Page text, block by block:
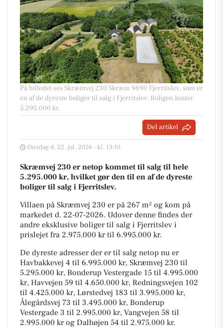
På billedet ses Skræmvej 230 Skræm 9690 Fjerritslev, som er
en af de dyreste boliger til salg i Fjerritslev. Boligen koster
5.295.000 kr.
Del artikel
Onsdag d. 22. jul. 2026 - kl. 13:01
Skræmvej 230 er netop kommet til salg til hele
5.295.000 kr, hvilket gør den til en af de dyreste
boliger til salg i Fjerritslev.
Villaen på Skræmvej 230 er på 267 m² og kom på
markedet d. 22-07-2026. Udover denne findes der
andre eksklusive boliger til salg i Fjerritslev i
prislejet fra 2.975.000 kr til 6.995.000 kr.
De dyreste adresser der er til salg netop nu er
Havbakkevej 4 til 6.995.000 kr, Skræmvej 230 til
5.295.000 kr, Bonderup Vestergade 15 til 4.995.000
kr, Havvejen 59 til 4.650.000 kr, Redningsvejen 102
til 4.425.000 kr, Lørstedvej 183 til 3.995.000 kr,
Ålegårdsvej 73 til 3.495.000 kr, Bonderup
Vestergade 3 til 2.995.000 kr, Vangvejen 58 til
2.995.000 kr og Dalhøjen 54 til 2.975.000 kr.